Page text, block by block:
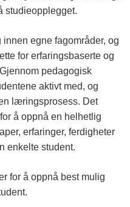
studieopplegget.
egne fagområder, og
for erfaringsbaserte og
pedagogisk
aktivt med, og
læringsprosess. Det
å oppnå en helhetlig
erfaringer, ferdigheter
enkelte student.
for å oppnå best mulig